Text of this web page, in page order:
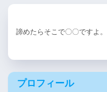
諦めたらそこで〇〇ですよ。
プロフィール